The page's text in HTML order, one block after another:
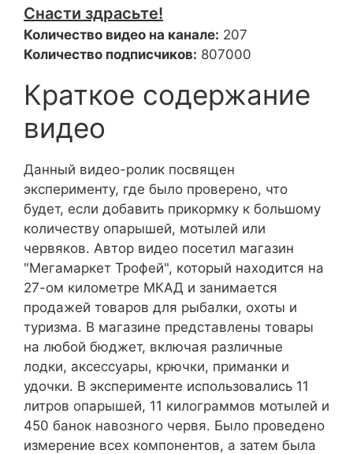
Снасти здрасьте!
Количество видео на канале: 207
Количество подписчиков: 807000
Краткое содержание
видео
Данный видео-ролик посвящен
эксперименту, где было проверено, что
будет, если добавить прикормку к большому
количеству опарышей, мотылей или
червяков. Автор видео посетил магазин
"Мегамаркет Трофей", который находится на
27-ом километре МКАД и занимается
продажей товаров для рыбалки, охоты и
туризма. В магазине представлены товары
на любой бюджет, включая различные
лодки, аксессуары, крючки, приманки и
удочки. В эксперименте использовались 11
литров опарышей, 11 килограммов мотылей и
450 банок навозного червя. Было проведено
измерение всех компонентов, а затем была